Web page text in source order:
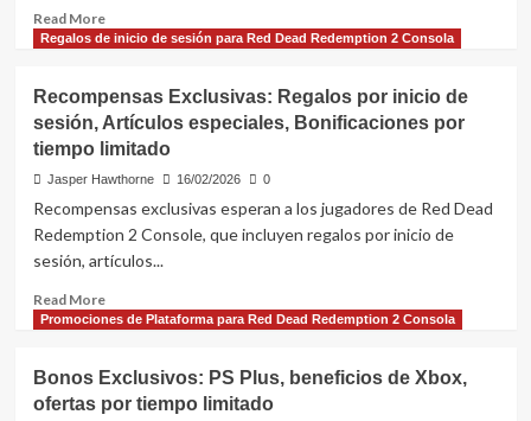
tiempo
limitado
Read MoreRead
more
Mensuales:
Eventos
únicos,
Misiones
Recompensas
adicionales
Regalos de inicio de sesión para Red Dead Redemption 2 Consola
Recompensas Exclusivas: Regalos por inicio de
sesión, Artículos especiales, Bonificaciones por
tiempo limitado
Jasper Hawthorne 16/02/2026 0
Recompensas exclusivas esperan a los jugadores de Red Dead
Redemption 2 Console, que incluyen regalos por inicio de
sesión, artículos...
Read MoreRead
more
Exclusivas:
Regalos
Promociones de Plataforma para Red Dead Redemption 2 Consola
Bonos Exclusivos: PS Plus, beneficios de Xbox,
ofertas por tiempo limitado